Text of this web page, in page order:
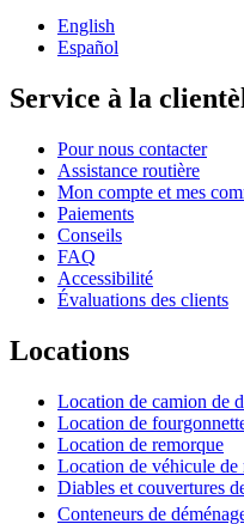
English
Español
Service à la
Pour nous contacter
Assistance routière
Mon compte et mes
Paiements
Conseils
FAQ
Accessibilité
Évaluations des clients
Locations
Location de camion de
Location de
Location de remorque
Location de véhicule de
Diables et couvertures
Conteneurs de